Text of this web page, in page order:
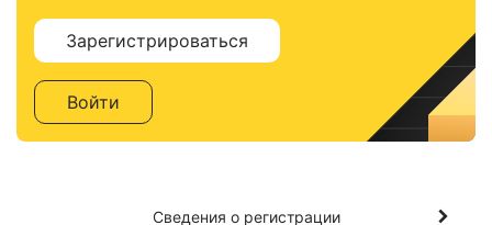
Зарегистрироваться
Войти
Сведения о регистрации